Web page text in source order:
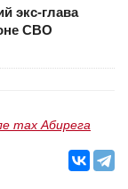
экс-глава
СВО
max Абирега